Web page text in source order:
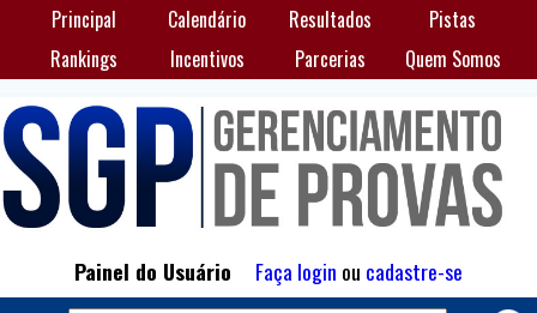
Principal Calendário Resultados
Pistas
Rankings
Incentivos Parcerias Quem Somos
Painel do Usuário Faça login ou cadastre-se